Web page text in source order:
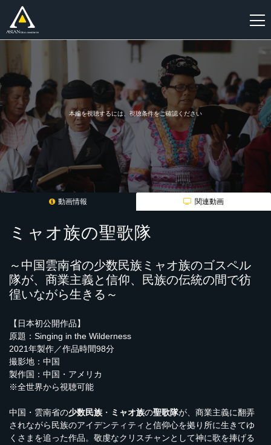
登
録
本編を視聴するには、視聴条件をご確認ください
動画情報 関連動画
ミャオ族の聖歌隊
～中国雲南省の少数民族ミャオ族のゴスペル
隊が、商業主義と信仰、民族の伝統の間で彷
徨いながら生きる～
【日本初公開作品】
原題：Singing in the Wilderness
2021年製作／作品時間98分
撮影地：中国
製作国：中国・アメリカ
※全世界から視聴可能
中国・雲南省の少数民族 ・ ミャオ族の聖歌隊が、商業主義に翻弄
されながら民族のアイデンティティと信仰心を拠り所に生きてゆ
くさまを追った作品。敬虔なクリスチャンとして神に歌を捧げる